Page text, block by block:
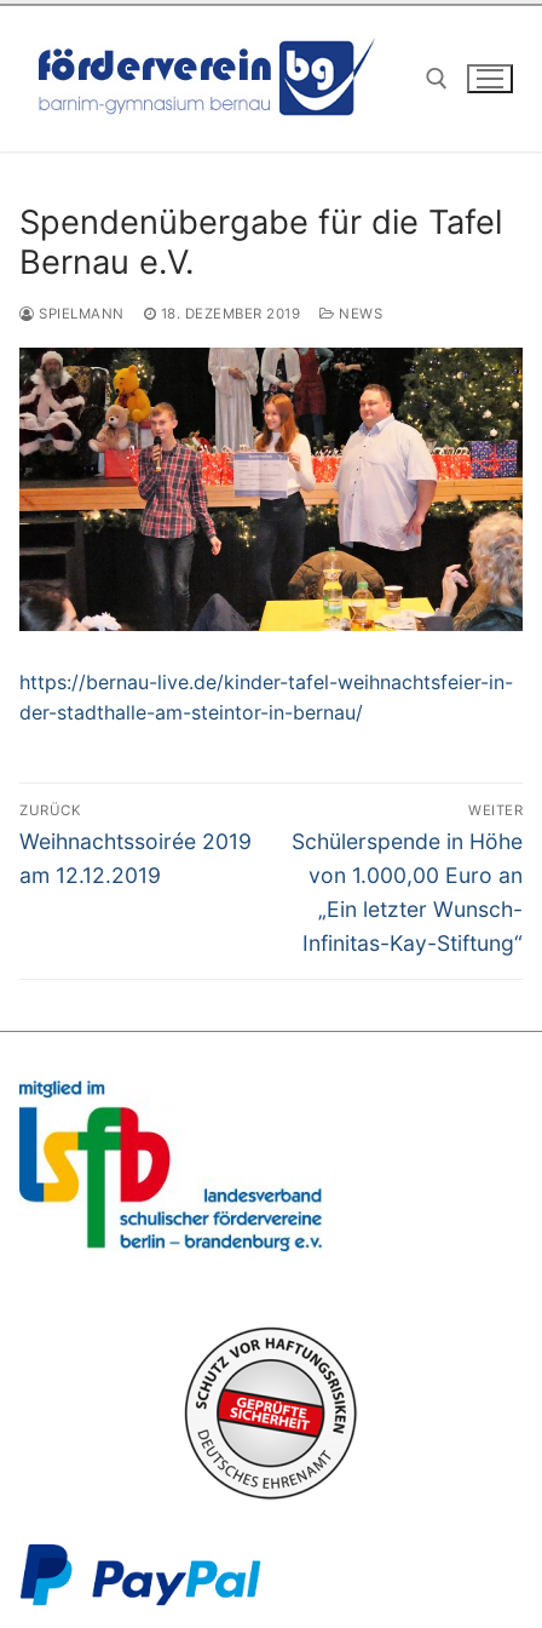
Zum
Inhalt
springen
Spendenübergabe für die Tafel
Bernau e.V.
SPIELMANN 18. DEZEMBER 2019 NEWS
https://bernau-live.de/kinder-tafel-weihnachtsfeier-in-
der-stadthalle-am-steintor-in-bernau/
Beitrags-
Navigation
ZURÜCK
Vorheriger
Beitrag:
Weihnachtssoirée 2019
am 12.12.2019
WEITER
Nächster
Beitrag:
Schülerspende in Höhe
von 1.000,00 Euro an
„Ein letzter Wunsch-
Infinitas-Kay-Stiftung“